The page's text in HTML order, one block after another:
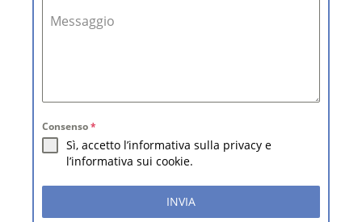
Messaggio
Consenso*
Sì, accetto l’informativa sulla privacy e
l’informativa sui cookie.
INVIA